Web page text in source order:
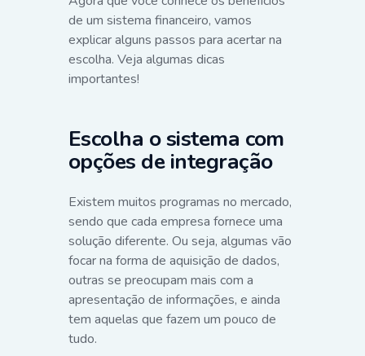
de um sistema financeiro, vamos
explicar alguns passos para acertar na
escolha. Veja algumas dicas
importantes!
Escolha o sistema com
opções de integração
Existem muitos programas no mercado,
sendo que cada empresa fornece uma
solução diferente. Ou seja, algumas vão
focar na forma de aquisição de dados,
outras se preocupam mais com a
apresentação de informações, e ainda
tem aquelas que fazem um pouco de
tudo.